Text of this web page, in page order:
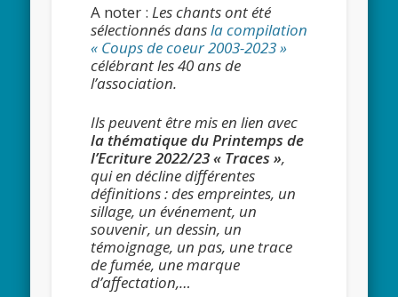
A noter : Les chants ont été
sélectionnés dansla compilation
« Coups de coeur 2003-2023 »
célébrant les 40 ans de
l’association.
Ils peuvent être mis en lien avec
la thématique du Printemps de
l’Ecriture 2022/23 « Traces »,
qui en décline différentes
définitions : des empreintes, un
sillage, un événement, un
souvenir, un dessin, un
témoignage, un pas, une trace
de fumée, une marque
d’affectation,…